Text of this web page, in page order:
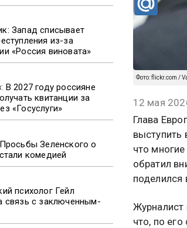
Запад списывает
из-за
«Россия виновата»
В 2027 году россияне
квитанции за
«Госуслуги»
Зеленского о
комедией
психолог Гейл
связь с заключенным-
Фото: flickr.com /
12 мая
Глава
выступить
что
обратил
поделился
Журналист
что, по